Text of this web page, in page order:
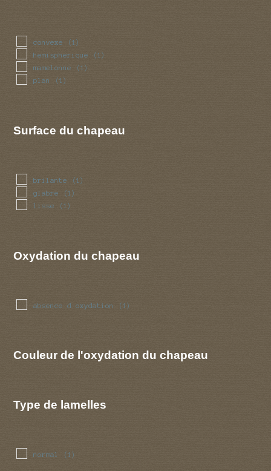
convexe (1)
hemispherique (1)
mamelonne (1)
plan (1)
Surface du chapeau
brilante (1)
glabre (1)
lisse (1)
Oxydation du chapeau
absence d oxydation (1)
Couleur de l'oxydation du chapeau
Type de lamelles
normal (1)